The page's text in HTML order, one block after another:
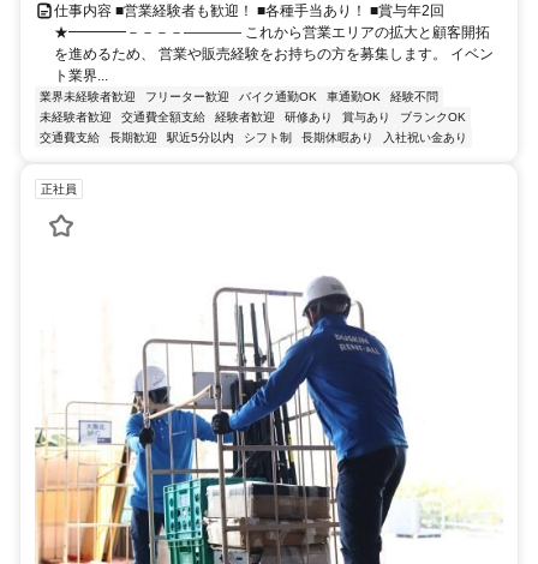
仕事内容 ■営業経験者も歓迎！ ■各種手当あり！ ■賞与年2回
★━━━━－－－－———— これから営業エリアの拡大と顧客開拓
を進めるため、 営業や販売経験をお持ちの方を募集します。 イベン
ト業界...
業界未経験者歓迎 フリーター歓迎 バイク通勤OK 車通勤OK
経験不問
未経験者歓迎
交通費全額支給 経験者歓迎 研修あり 賞与あり
ブランクOK
交通費支給
長期歓迎 駅近5分以内 シフト制 長期休暇あり 入社祝い金あり
正社員